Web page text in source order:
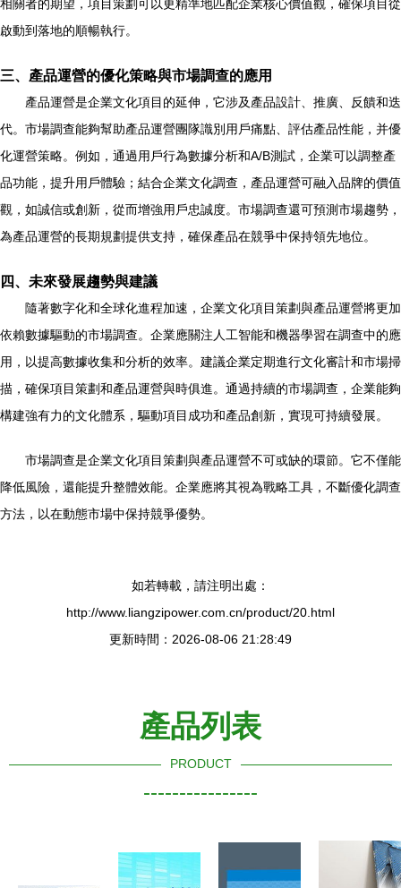
相關者的期望，項目策劃可以更精準地匹配企業核心價值觀，確保項目從
啟動到落地的順暢執行。
三、產品運營的優化策略與市場調查的應用
產品運營是企業文化項目的延伸，它涉及產品設計、推廣、反饋和迭
代。市場調查能夠幫助產品運營團隊識別用戶痛點、評估產品性能，并優
化運營策略。例如，通過用戶行為數據分析和A/B測試，企業可以調整產
品功能，提升用戶體驗；結合企業文化調查，產品運營可融入品牌的價值
觀，如誠信或創新，從而增強用戶忠誠度。市場調查還可預測市場趨勢，
為產品運營的長期規劃提供支持，確保產品在競爭中保持領先地位。
四、未來發展趨勢與建議
隨著數字化和全球化進程加速，企業文化項目策劃與產品運營將更加
依賴數據驅動的市場調查。企業應關注人工智能和機器學習在調查中的應
用，以提高數據收集和分析的效率。建議企業定期進行文化審計和市場掃
描，確保項目策劃和產品運營與時俱進。通過持續的市場調查，企業能夠
構建強有力的文化體系，驅動項目成功和產品創新，實現可持續發展。
市場調查是企業文化項目策劃與產品運營不可或缺的環節。它不僅能
降低風險，還能提升整體效能。企業應將其視為戰略工具，不斷優化調查
方法，以在動態市場中保持競爭優勢。
如若轉載，請注明出處：
http://www.liangzipower.com.cn/product/20.html
更新時間：2026-08-06 21:28:49
產品列表
PRODUCT
----------------